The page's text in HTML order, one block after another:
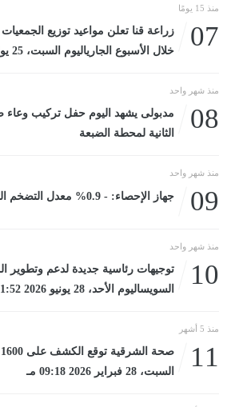
منذ 15 يومًا
07
زراعة قنا تعلن مواعيد توزيع
خلال الأسبوع الجارياليوم السبت، 25 يوليو 2026 04:00 مـ
منذ شهر واحد
08
مدبولى يشهد اليوم حفل تركيب وعاء
الثانية لمحطة الضبعة
منذ شهر واحد
09 جهاز الإحصاء: - 0.9% معدل التضخم الشهرى لشهر يونيو 2026
منذ شهر واحد
10
توجيهات رئاسية جديدة لدعم وتطوير
السويساليوم الأحد، 28 يونيو 2026 01:52 مـ
منذ 5 أشهر
11
السبت، 28 فبراير 2026 09:18 مـ